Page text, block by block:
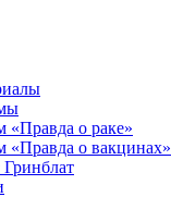
«Правда о раке»
«Правда о вакцинах»